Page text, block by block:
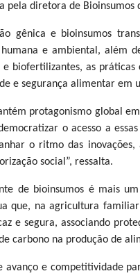
pela diretora de Bioinsumos
gênica e bioinsumos
e ambiental, além
e biofertilizantes, as
e segurança alimentar em
protagonismo global
o acesso a
o ritmo das
social”, ressalta.
de bioinsumos é mais
que, na agricultura
e segura, associando
carbono na produção de
avanço e competitividade